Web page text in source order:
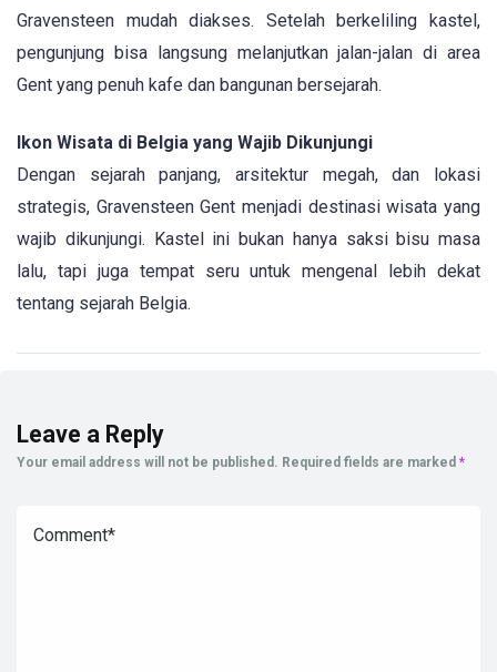
Gravensteen mudah diakses. Setelah berkeliling kastel,
pengunjung bisa langsung melanjutkan jalan-jalan di area
Gent yang penuh kafe dan bangunan bersejarah.
Ikon Wisata di Belgia yang Wajib Dikunjungi
Dengan sejarah panjang, arsitektur megah, dan lokasi
strategis, Gravensteen Gent menjadi destinasi wisata yang
wajib dikunjungi. Kastel ini bukan hanya saksi bisu masa
lalu, tapi juga tempat seru untuk mengenal lebih dekat
tentang sejarah Belgia.
Leave a Reply
Your email address will not be published. Required fields are marked *